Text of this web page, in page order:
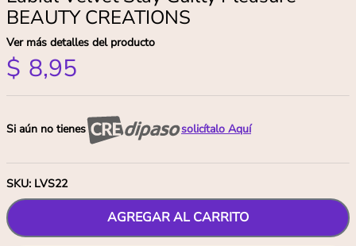
BEAUTY CREATIONS
Ver más detalles del producto
$ 8,95
Si aún no tienes solicítalo Aquí
SKU: LVS22
AGREGAR AL CARRITO